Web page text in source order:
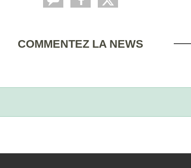
COMMENTEZ LA NEWS